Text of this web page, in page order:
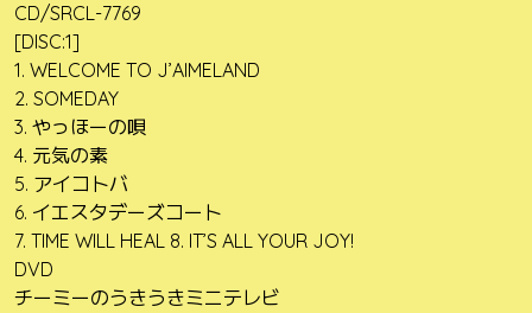
CD/SRCL-7769
[DISC:1]
1. WELCOME TO J’AIMELAND
2. SOMEDAY
3. やっほーの唄
4. 元気の素
5. アイコトバ
6. イエスタデーズコート
7. TIME WILL HEAL 8. IT’S ALL YOUR JOY!
DVD
チーミーのうきうきミニテレビ